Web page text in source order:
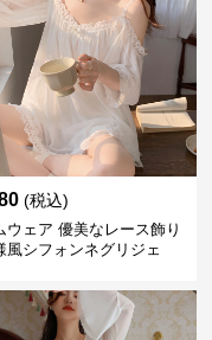
(税込)
ウェア 優美なレース飾り
風シフォンネグリジェ